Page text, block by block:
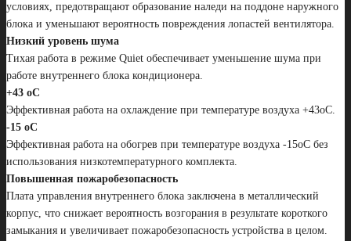
условиях, предотвращают образование наледи на поддоне наружного
блока и уменьшают вероятность повреждения лопастей вентилятора.
Низкий уровень шума
Тихая работа в режиме Quiet обеспечивает уменьшение шума при
работе внутреннего блока кондиционера.
+43 oC
Эффективная работа на охлаждение при температуре воздуха +43oС.
-15 oC
Эффективная работа на обогрев при температуре воздуха -15oС без
использования низкотемпературного комплекта.
Повышенная пожаробезопасность
Плата управления внутреннего блока заключена в металлический
корпус, что снижает вероятность возгорания в результате короткого
замыкания и увеличивает пожаробезопасность устройства в целом.